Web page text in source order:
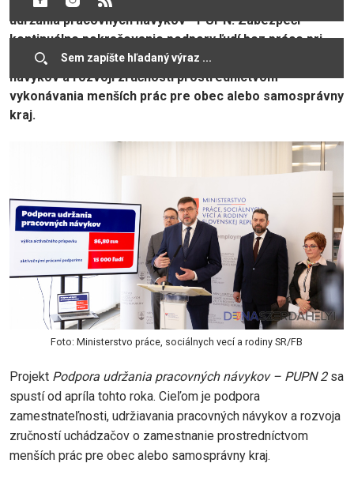
udržania pracovných návykov - PUPN. Zabezpečí
kontinuálne pokračovanie podpory ľudí bez práce pri
zvyšovaní zamestnateľnosti, udržiavaní pracovných
návykov a rozvoji zručností prostredníctvom
vykonávania menších prác pre obec alebo samosprávny
kraj.
Foto: Ministerstvo práce, sociálnych vecí a rodiny SR/FB
Projekt Podpora udržania pracovných návykov – PUPN 2 sa
spustí od apríla tohto roka. Cieľom je podpora
zamestnateľnosti, udržiavania pracovných návykov a rozvoja
zručností uchádzačov o zamestnanie prostredníctvom
menších prác pre obec alebo samosprávny kraj.